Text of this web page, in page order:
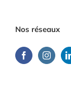
Nos réseaux